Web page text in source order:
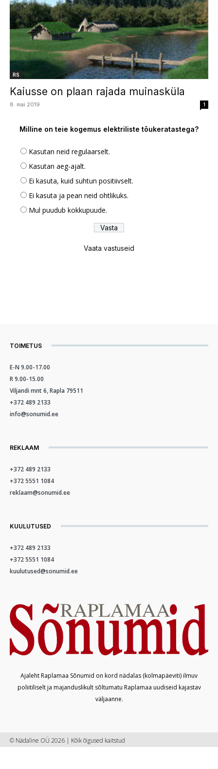
RS
Kaiusse on plaan rajada muinasküla
8. mai 2019 1
Milline on teie kogemus elektriliste tõukeratastega?
Kasutan neid regulaarselt.
Kasutan aeg-ajalt.
Ei kasuta, kuid suhtun positiivselt.
Ei kasuta ja pean neid ohtlikuks.
Mul puudub kokkupuude.
Vaata vastuseid
TOIMETUS
E-N 9.00-17.00
R 9.00-15.00
Viljandi mnt 6, Rapla 79511
+372 489 2133
info@sonumid.ee
REKLAAM
+372 489 2133
+372 5551 1084
reklaam@sonumid.ee
KUULUTUSED
+372 489 2133
+372 5551 1084
kuulutused@sonumid.ee
Ajaleht Raplamaa Sõnumid on kord nädalas (kolmapäeviti) ilmuv
poliitiliselt ja majanduslikult sõltumatu Raplamaa uudiseid kajastav
väljaanne.
© Nädaline OÜ 2026 | Kõik õigused kaitstud